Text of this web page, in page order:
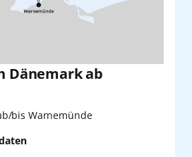
Dänemark ab
bis Warnemünde